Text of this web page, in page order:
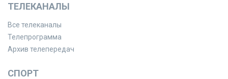
ТЕЛЕКАНАЛЫ
Все телеканалы
Телепрограмма
Архив телепередач
СПОРТ